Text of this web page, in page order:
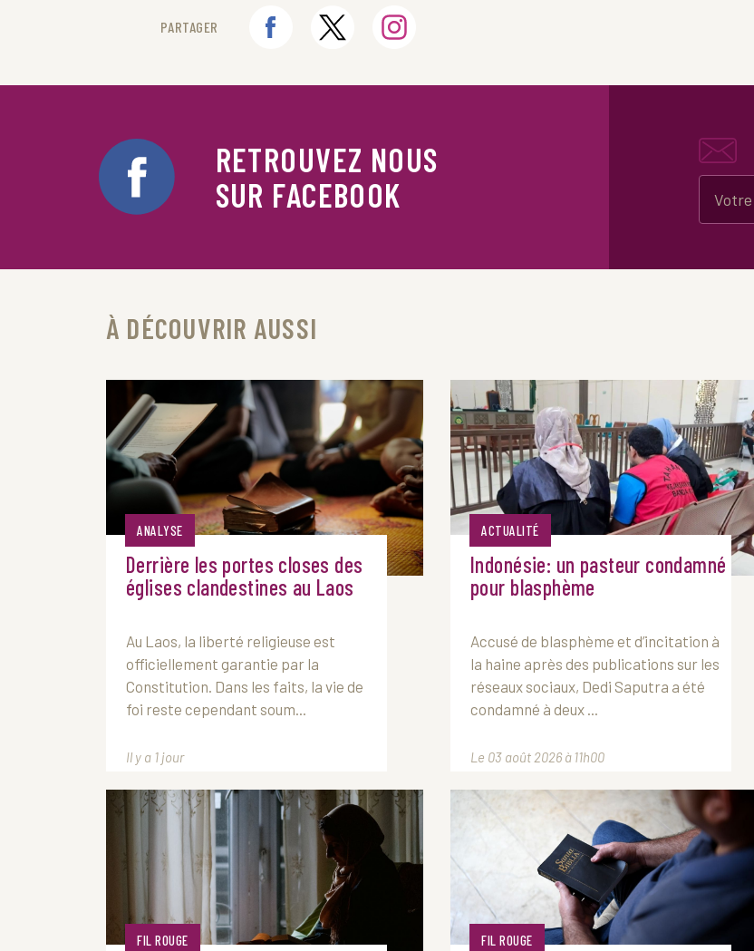
PARTAGER
RETROUVEZ NOUS
SUR FACEBOOK
À DÉCOUVRIR AUSSI
ANALYSE
Derrière les portes closes des
églises clandestines au Laos
Au Laos, la liberté religieuse est
officiellement garantie par la
Constitution. Dans les faits, la vie de
foi reste cependant soum...
Il y a 1 jour
ACTUALITÉ
Indonésie: un pasteur condamné
pour blasphème
Accusé de blasphème et d’incitation à
la haine après des publications sur les
réseaux sociaux, Dedi Saputra a été
condamné à deux ...
Le 03 août 2026 à 11h00
FIL ROUGE FIL ROUGE